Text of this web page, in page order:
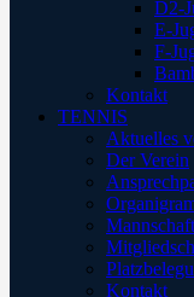
D2-
E-
F-
Kontakt
TENNIS
Aktuelles
Der Verein
Kontakt